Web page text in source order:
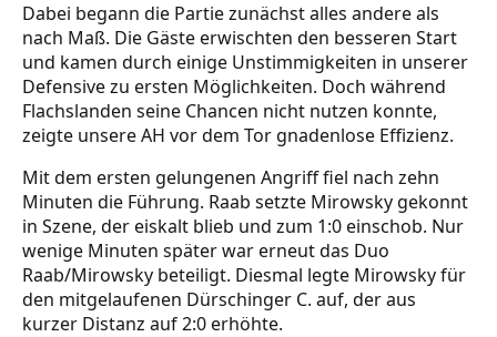
Dabei begann die Partie zunächst alles andere als
nach Maß. Die Gäste erwischten den besseren Start
und kamen durch einige Unstimmigkeiten in unserer
Defensive zu ersten Möglichkeiten. Doch während
Flachslanden seine Chancen nicht nutzen konnte,
zeigte unsere AH vor dem Tor gnadenlose Effizienz.
Mit dem ersten gelungenen Angriff fiel nach zehn
Minuten die Führung. Raab setzte Mirowsky gekonnt
in Szene, der eiskalt blieb und zum 1:0 einschob. Nur
wenige Minuten später war erneut das Duo
Raab/Mirowsky beteiligt. Diesmal legte Mirowsky für
den mitgelaufenen Dürschinger C. auf, der aus
kurzer Distanz auf 2:0 erhöhte.